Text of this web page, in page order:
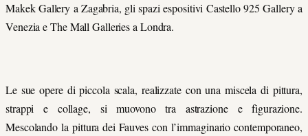
Makek Gallery a Zagabria, gli spazi espositivi Castello 925 Gallery a
Venezia e The Mall Galleries a Londra.
Le sue opere di piccola scala, realizzate con una miscela di pittura,
strappi e collage, si muovono tra astrazione e figurazione.
Mescolando la pittura dei Fauves con l’immaginario contemporaneo,